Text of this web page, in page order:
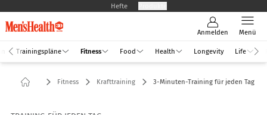
Hefte
Anmelden Menü
Trainingspläne Fitness Food Health Longevity Life
Fitness Krafttraining 3-Minuten-Training für jeden Tag